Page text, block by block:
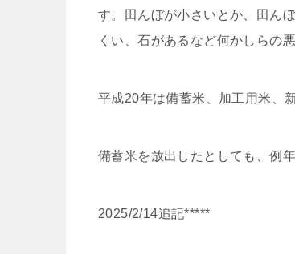
す。田んぼが小さいとか、田ん
くい、石があるなど何かしらの
平成20年は備蓄米、加工用米、
備蓄米を放出したとしても、例
2025/2/14追記*****